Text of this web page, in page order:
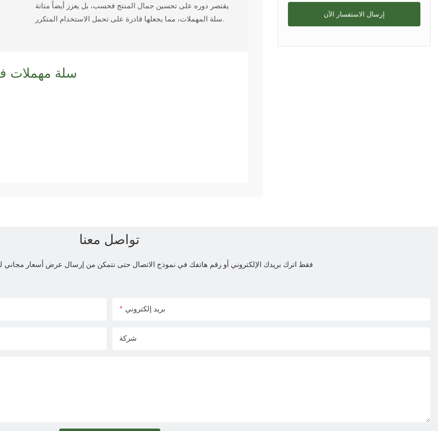
يقتصر دوره على تحسين جمال المنتج فحسب، بل يعزز أيضاً متانة
سلة المهملات، مما يجعلها قادرة على تحمل الاستخدام المتكرر.
سلة مهملات
إرسال الاستفسار الآن
تواصل معنا
فقط اترك بريدك الإلكتروني أو رقم هاتفك في نموذج الاتصال حتى نتمكن من إرسال عرض أسعار
بريد إلكتروني
شركة